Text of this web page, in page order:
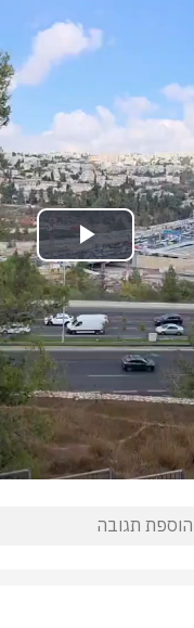
Play
Video